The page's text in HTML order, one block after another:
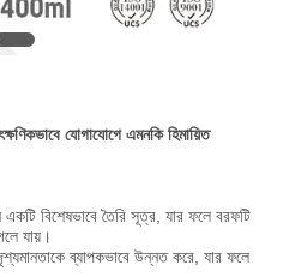
যোগাযোগে এমনকি হিমায়িত
বিশেষভাবে তৈরি সূত্র, যার ফলে বরফটি
যায়।
ব্যাপকভাবে উন্নত করে, যার ফলে